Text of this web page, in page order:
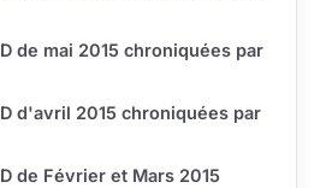
de mai 2015 chroniquées par
d'avril 2015 chroniquées par
de Février et Mars 2015